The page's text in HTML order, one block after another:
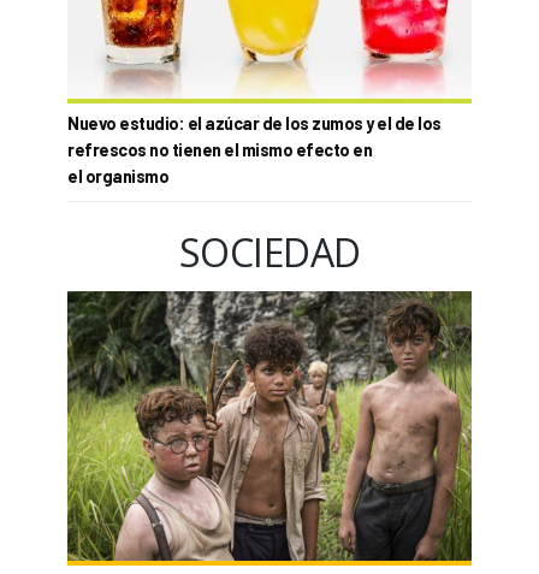
Nuevo estudio: el azúcar de los zumos y el de los
refrescos no tienen el mismo efecto en
el organismo
SOCIEDAD